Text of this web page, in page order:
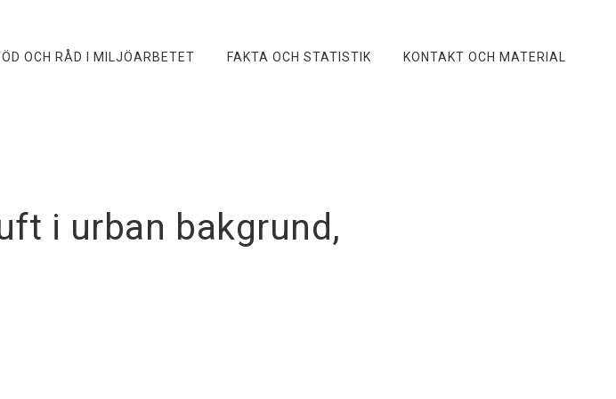
OCH RÅD I MILJÖARBETET FAKTA OCH STATISTIK KONTAKT OCH MATERIAL
i urban bakgrund,